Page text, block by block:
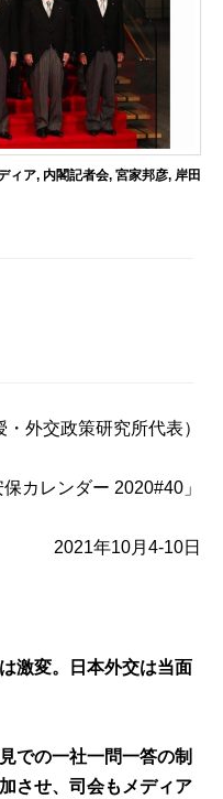
ィア, 内閣記者会, 宮家邦彦, 岸田
外交政策研究所代表）
カレンダー 2020#40」
2021年10月4-10日
激変。日本外交は当面
での一社一問一答の制
させ、司会もメディア